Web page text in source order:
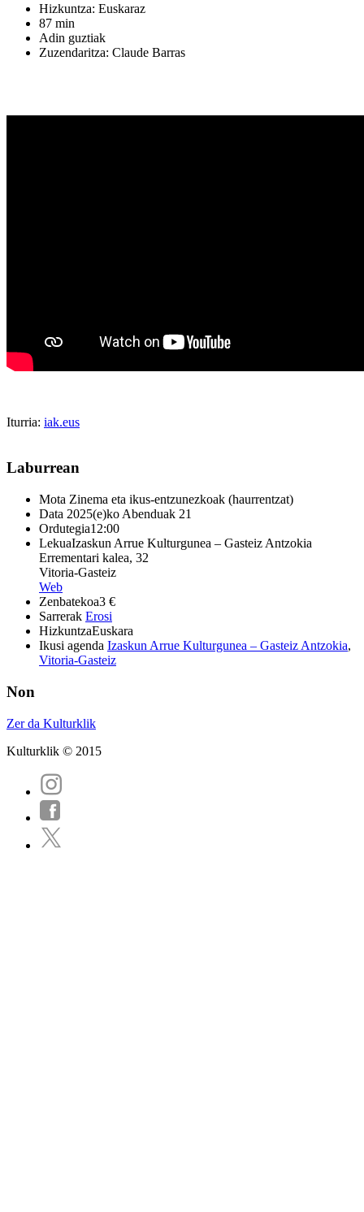
Hizkuntza: Euskaraz
87 min
Adin guztiak
Zuzendaritza: Claude Barras
Iturria: iak.eus
Laburrean
Mota Zinema eta ikus-entzunezkoak (haurrentzat)
Data 2025(e)ko Abenduak 21
Ordutegia12:00
LekuaIzaskun Arrue Kulturgunea – Gasteiz Antzokia
Errementari kalea, 32
Vitoria-Gasteiz
Web
Zenbatekoa3 €
Sarrerak Erosi
HizkuntzaEuskara
Ikusi agenda Izaskun Arrue Kulturgunea – Gasteiz Antzokia,
Vitoria-Gasteiz
Non
Zer da Kulturklik
Kulturklik © 2015